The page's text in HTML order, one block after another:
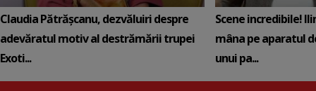
Claudia Pătrășcanu, dezvăluiri despre
adevăratul motiv al destrămării trupei
Exoti...
Scene incredibile!
mâna pe aparatul
unui pa...